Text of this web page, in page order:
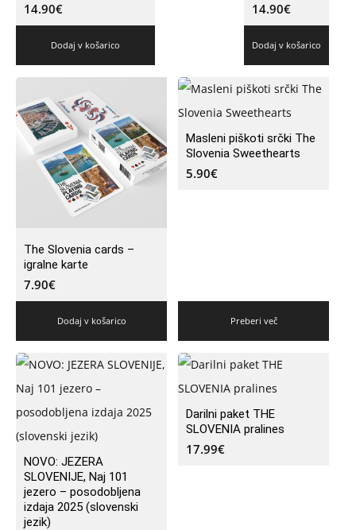
14.90€
Dodaj v košarico
14.90€
Dodaj v košarico
The Slovenia cards –
igralne karte
7.90€
Dodaj v košarico
Masleni piškoti srčki The
Slovenia Sweethearts
5.90€
Preberi več
NOVO: JEZERA
SLOVENIJE, Naj 101
jezero – posodobljena
izdaja 2025 (slovenski
jezik)
Darilni paket THE
SLOVENIA pralines
17.99€